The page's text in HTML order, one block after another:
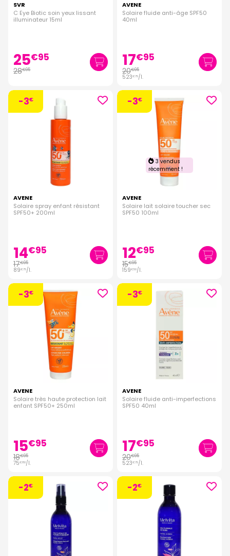
SVR
C Eye Biotic soin yeux lissant
illuminateur 15ml
25€95
28€95
AVENE
Solaire fluide anti-âge SPF50
40ml
17€95
20€95
523€75/l.
-3€
AVENE
Solaire spray enfant résistant
SPF50+ 200ml
14€95
17€95
89€75/l.
-3€
3 vendus
récemment !
AVENE
Solaire lait solaire toucher sec
SPF50 100ml
12€95
15€95
159€50/l.
-3€
AVENE
Solaire très haute protection lait
enfant SPF50+ 250ml
15€95
18€95
75€80/l.
-3€
AVENE
Solaire fluide anti-imperfections
SPF50 40ml
17€95
20€95
523€75/l.
-2€ -2€